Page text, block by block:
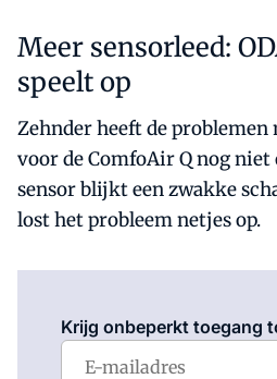
Meer sensorleed:
speelt op
Zehnder heeft de problemen
voor de ComfoAir Q nog
sensor blijkt een zwakke
lost het probleem netjes op.
Krijg onbeperkt toegang